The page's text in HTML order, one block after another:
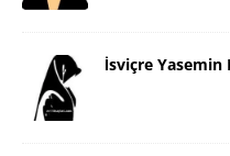
İsviçre Yasemin